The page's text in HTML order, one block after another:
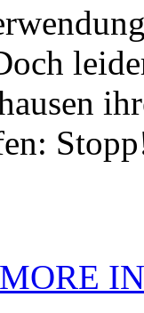
MORE